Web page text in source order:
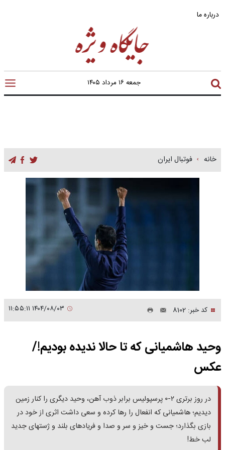
درباره ما
جمعه ۱۶ مرداد ۱۴۰۵
خانه فوتبال ایران
کد خبر: 8102
وحید هاشمیانی که تا حالا ندیده بودیم!/
عکس
در روز برتری ۲-۰ پرسپولیس برابر ذوب آهن، وحید دیگری را کنار زمین
دیدیم؛ هاشمیانی که انفعال را رها کرده و سعی داشت اثری از خود در
بازی بگذارد؛ جست و خیز و سر و صدا و فریادهای بلند و ژستهای جدید
لب خط!